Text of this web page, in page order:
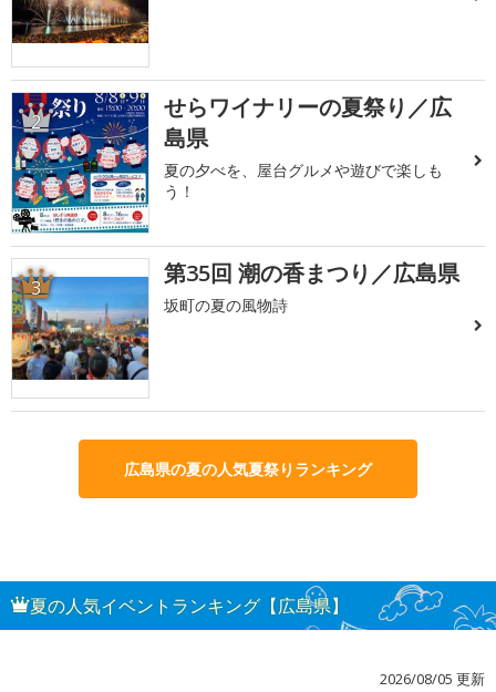
2
せらワイナリーの夏祭り／広
島県
夏の夕べを、屋台グルメや遊びで楽しも
う！
3 第35回 潮の香まつり／広島県
坂町の夏の風物詩
広島県の夏の人気夏祭りランキング
夏の人気イベントランキング【広島県】
2026/08/05 更新